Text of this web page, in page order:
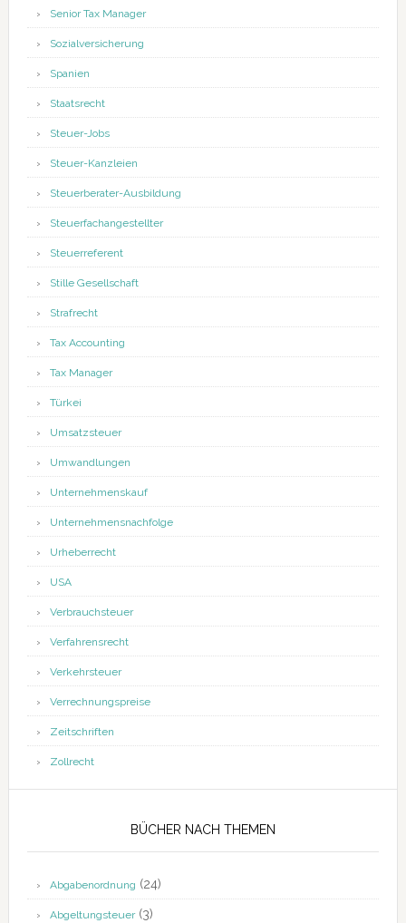
Senior Tax Manager
Sozialversicherung
Spanien
Staatsrecht
Steuer-Jobs
Steuer-Kanzleien
Steuerberater-Ausbildung
Steuerfachangestellter
Steuerreferent
Stille Gesellschaft
Strafrecht
Tax Accounting
Tax Manager
Türkei
Umsatzsteuer
Umwandlungen
Unternehmenskauf
Unternehmensnachfolge
Urheberrecht
USA
Verbrauchsteuer
Verfahrensrecht
Verkehrsteuer
Verrechnungspreise
Zeitschriften
Zollrecht
BÜCHER NACH THEMEN
Abgabenordnung (24)
Abgeltungsteuer(3)